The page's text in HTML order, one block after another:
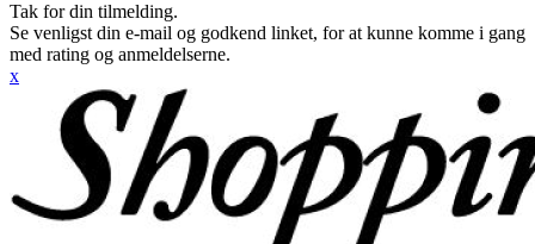
Tak for din tilmelding.
Se venligst din e-mail og godkend linket, for at kunne komme i gang
med rating og anmeldelserne.
x